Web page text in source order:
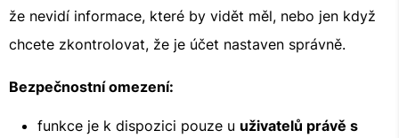
že nevidí informace, které by vidět měl, nebo jen když
chcete zkontrolovat, že je účet nastaven správně.
Bezpečnostní omezení:
funkce je k dispozici pouze u uživatelů právě s